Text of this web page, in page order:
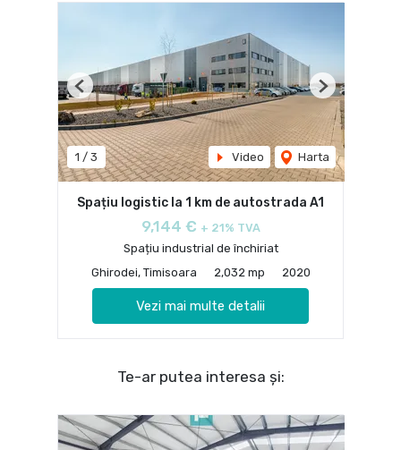
1 / 3 Video Harta
Previous Next
Spațiu logistic la 1 km de autostrada A1
9,144 € + 21% TVA
Spațiu industrial de închiriat
Ghirodei, Timisoara
2,032 mp 2020
Vezi mai multe detalii
Te-ar putea interesa și: